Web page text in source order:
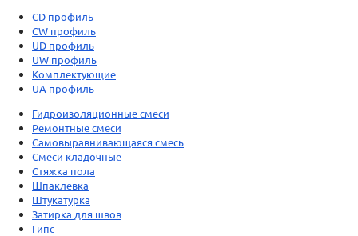
CD профиль
CW профиль
UD профиль
UW профиль
Комплектующие
UA профиль
Гидроизоляционные смеси
Ремонтные смеси
Самовыравнивающаяся смесь
Смеси кладочные
Стяжка пола
Шпаклевка
Штукатурка
Затирка для швов
Гипс